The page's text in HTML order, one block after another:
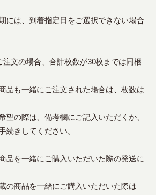
には、到着指定日をご選択できない場合
注文の場合、合計枚数が30枚までは同梱
品も一緒にご注文された場合は、枚数は
望の際は、備考欄にご記入いただくか、
続きしてください。
品を一緒にご購入いただいた際の発送に
の商品を一緒にご購入いただいた際は